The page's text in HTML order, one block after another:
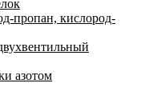
пропан, кислород-
азотом